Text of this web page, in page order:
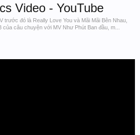
Video - YouTube
trước đó là Really Love You và Mãi Mãi Bên Nhau,
câu chuyện với MV Như Phút Ban đầu, m...